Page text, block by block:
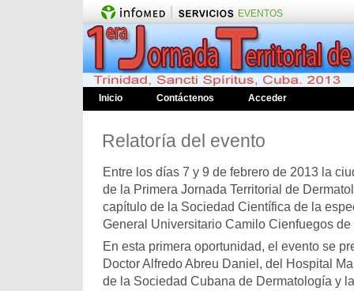
EVENTOS
Inicio Contáctenos Acceder
Relatoría del evento
Entre los días 7 y 9 de febrero de 2013 la
de la Primera Jornada Territorial de
capítulo de la Sociedad Científica de la
General Universitario Camilo Cienfuegos
En esta primera oportunidad, el evento se
Doctor Alfredo Abreu Daniel, del Hospital
de la Sociedad Cubana de Dermatología y